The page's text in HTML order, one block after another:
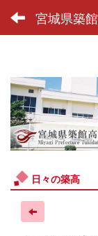
宮城県築
日々の築高